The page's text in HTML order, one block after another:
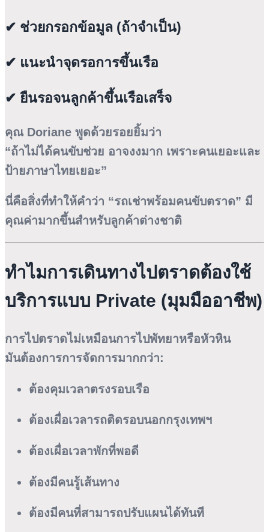
✔ ช่วยกรอกข้อมูล (ถ้าจำเป็น)
✔ แนะนำจุดรอการขึ้นเรือ
✔ ยืนรอจนลูกค้าขึ้นเรือเสร็จ
คุณ Doriane พูดด้วยรอยยิ้มว่า
“ถ้าไม่ได้คนขับช่วย อาจงงมาก เพราะคนเยอะและ
ป้ายภาษาไทยเยอะ”
นี่คือสิ่งที่ทำให้คำว่า “รถเช่าพร้อมคนขับตราด” มี
คุณค่ามากขึ้นสำหรับลูกค้าต่างชาติ
ทำไมการเดินทางไปตราดต้องใช้
บริการแบบ Private (มุมมืออาชีพ)
การไปตราดไม่เหมือนการไปพัทยาหรือหัวหิน
มันต้องการการจัดการมากกว่า:
ต้องคุมเวลาตรงรอบเรือ
ต้องเผื่อเวลารถติดรอบนอกกรุงเทพฯ
ต้องเผื่อเวลาพักที่พอดี
ต้องมีคนรู้เส้นทาง
ต้องมีคนที่สามารถปรับแผนได้ทันที